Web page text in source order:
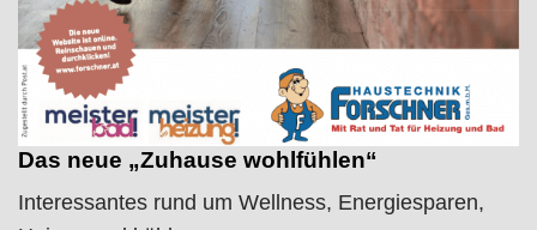
Das neue „Zuhause wohlfühlen“
Interessantes rund um Wellness, Energiesparen,